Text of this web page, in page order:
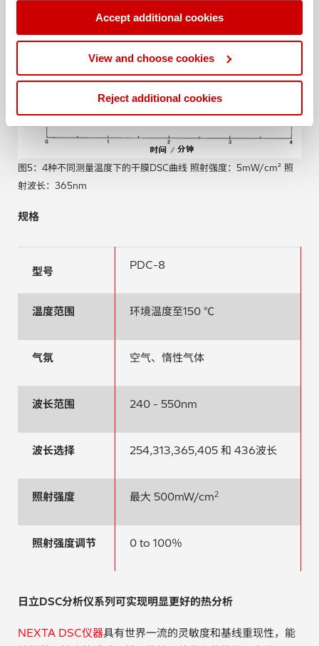
Accept additional cookies
View and choose cookies
Reject additional cookies
图5：4种不同测量温度下的干膜DSC曲线 照射强度：5mW/cm² 照
射波长：365nm
规格
型号 PDC-8
温度范围 环境温度至150 ℃
气氛 空气、惰性气体
波长范围 240 - 550nm
波长选择 254,313,365,405 和 436波长
照射强度 最大 500mW/cm2
照射强度调节 0 to 100％
日立DSC分析仪系列可实现明显更好的热分析
NEXTA DSC仪器具有世界一流的灵敏度和基线重现性，能